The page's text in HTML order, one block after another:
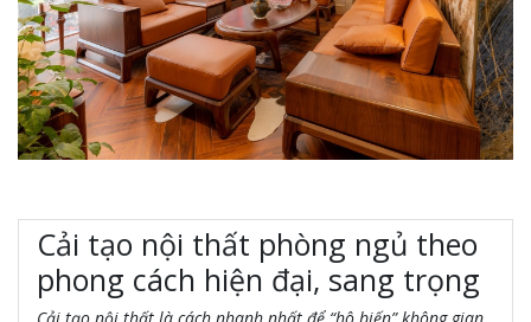
Cải tạo nội thất phòng ngủ theo
phong cách hiện đại, sang trọng